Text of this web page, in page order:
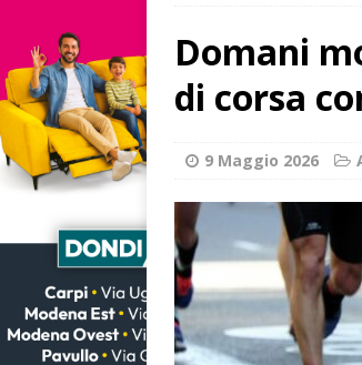
Domani
di corsa
9 Maggio 2026